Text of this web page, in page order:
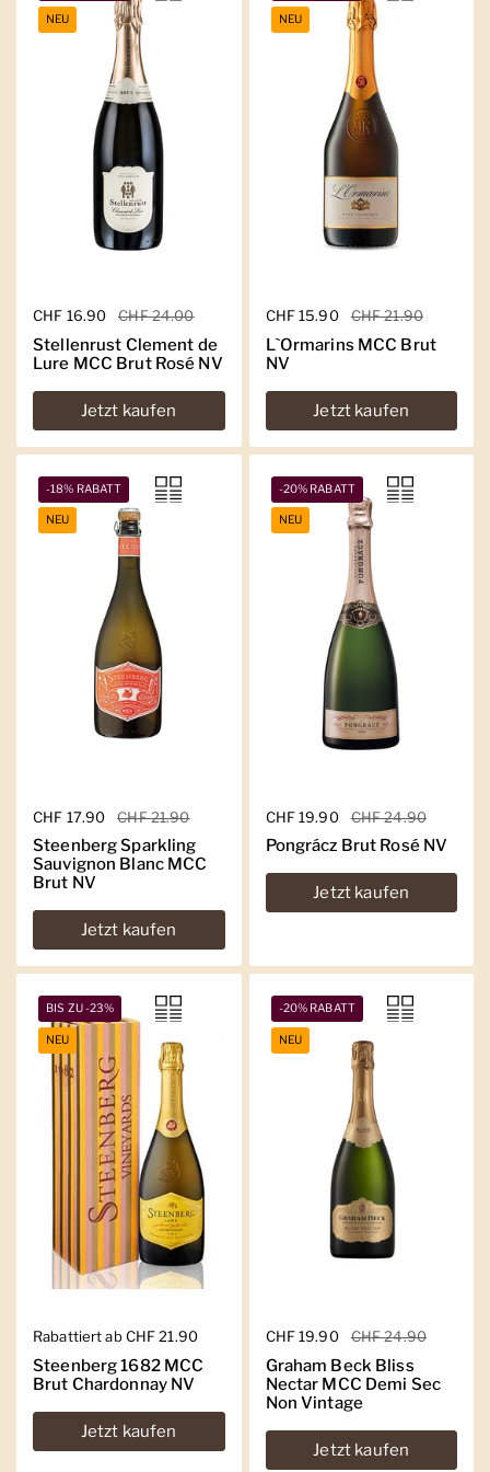
Regulärer Preis
CHF 16.90 Sale-Preis
CHF 24.00
Stellenrust Clement de
Lure MCC Brut Rosé NV
Jetzt kaufen
NEU
Regulärer Preis
CHF 15.90 Sale-Preis
CHF 21.90
L`Ormarins MCC Brut
NV
Jetzt kaufen
NEU
Regulärer Preis
CHF 17.90 Sale-Preis
CHF 21.90
Steenberg Sparkling
Sauvignon Blanc MCC
Brut NV
Jetzt kaufen
-18% RABATT
NEU
Regulärer Preis
CHF 19.90 Sale-Preis
CHF 24.90
Pongrácz Brut Rosé NV
Jetzt kaufen
-20% RABATT
NEU
Regulärer Preis
Rabattiert ab CHF 21.90
Steenberg 1682 MCC
Brut Chardonnay NV
Jetzt kaufen
BIS ZU -23%
NEU
Regulärer Preis
CHF 19.90 Sale-Preis
CHF 24.90
Graham Beck Bliss
Nectar MCC Demi Sec
Non Vintage
Jetzt kaufen
-20% RABATT
NEU